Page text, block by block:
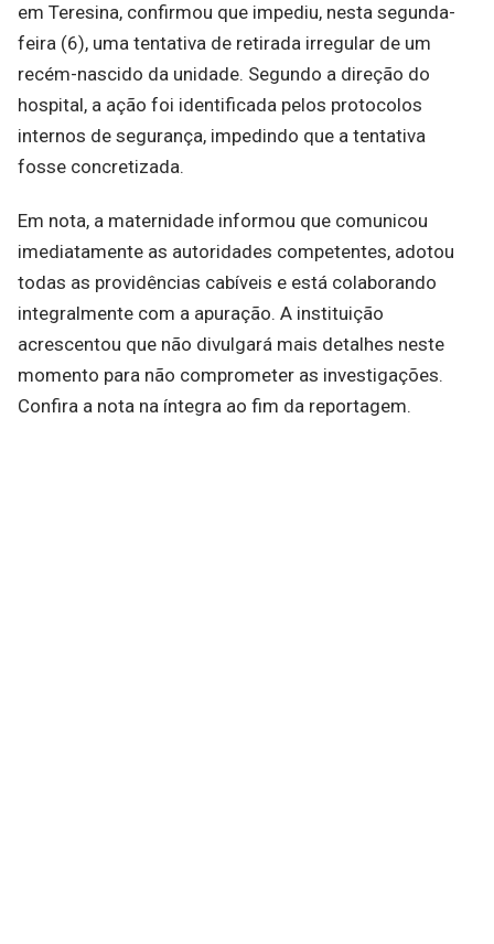
em Teresina, confirmou que impediu, nesta segunda-
feira (6), uma tentativa de retirada irregular de um
recém-nascido da unidade. Segundo a direção do
hospital, a ação foi identificada pelos protocolos
internos de segurança, impedindo que a tentativa
fosse concretizada.
Em nota, a maternidade informou que comunicou
imediatamente as autoridades competentes, adotou
todas as providências cabíveis e está colaborando
integralmente com a apuração. A instituição
acrescentou que não divulgará mais detalhes neste
momento para não comprometer as investigações.
Confira a nota na íntegra ao fim da reportagem.